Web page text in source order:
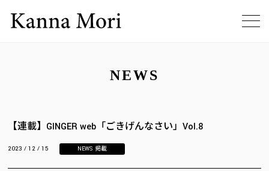
NEWS
【連載】GINGER web「ごきげんなさい」Vol.8
2023 / 12 / 15 NEWS ,掲載